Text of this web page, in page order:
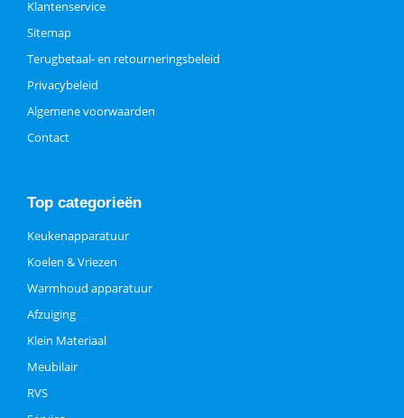
Klantenservice
Sitemap
Terugbetaal- en retourneringsbeleid
Privacybeleid
Algemene voorwaarden
Contact
Top categorieën
Keukenapparatuur
Koelen & Vriezen
Warmhoud apparatuur
Afzuiging
Klein Materiaal
Meubilair
RVS